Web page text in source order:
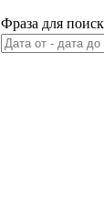
Фраза для